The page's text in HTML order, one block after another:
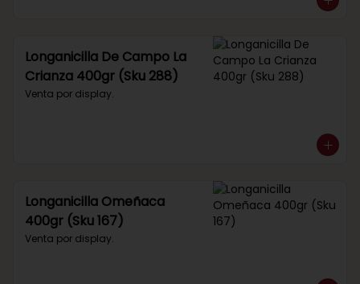
Longanicilla De Campo La
Crianza 400gr (Sku 288)
Venta por display.
Longanicilla Omeñaca
400gr (Sku 167)
Venta por display.